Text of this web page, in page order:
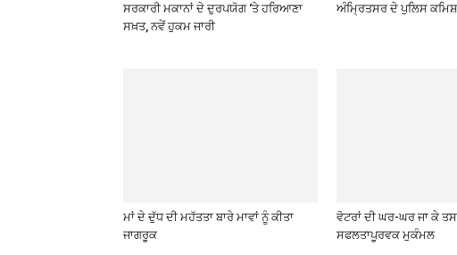
ਸਰਕਾਰੀ ਮਕਾਨਾਂ ਦੇ ਦੁਰਪਯੋਗ ‘ਤੇ ਹਰਿਆਣਾ
ਸਖ਼ਤ, ਨਵੇਂ ਹੁਕਮ ਜਾਰੀ
ਅੰਮ੍ਰਿਤਸਰ ਦੇ ਪੁਲਿਸ
ਮਾਂ ਦੇ ਦੁੱਧ ਦੀ ਮਹੱਤਤਾ ਬਾਰੇ ਮਾਵਾਂ ਨੂੰ ਕੀਤਾ
ਜਾਗਰੂਕ
ਵੋਟਰਾਂ ਦੀ ਘਰ-ਘਰ ਜਾ ਕੇ
ਸਫਲਤਾਪੂਰਵਕ ਮੁਕੰਮਲ